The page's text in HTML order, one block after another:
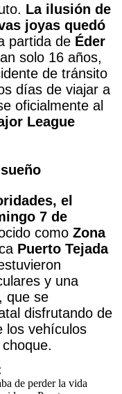
La ilusión de
joyas quedó
partida de Éder
solo 16 años,
de tránsito
días de viajar a
oficialmente al
League
el
7 de
como Zona
Puerto Tejada
y una
que se
disfrutando de
los vehículos
de perder la vida